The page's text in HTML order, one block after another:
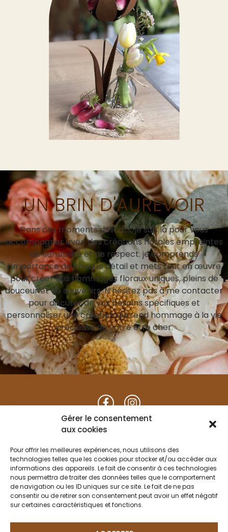
Gérer le consentement
aux cookies
Pour offrir les meilleures expériences, nous utilisons des
technologies telles que les cookies pour stocker et/ou accéder aux
informations des appareils. Le fait de consentir à ces technologies
nous permettra de traiter des données telles que le comportement
de navigation ou les ID uniques sur ce site. Le fait de ne pas
consentir ou de retirer son consentement peut avoir un effet négatif
sur certaines caractéristiques et fonctions.
UN BRIN D'AUREVOIR
Dans ces moments délicats, je suis là pour vous
accompagner avec des créations florales empreintes
de sensibilité et de respect. je comprends
l’importance de chaque détail et mets tout en œuvre
pour créer des hommages floraux uniques, pleins de
douceur et de souvenirs. N’hésitez pas à me contacter
pour discuter de vos besoins spécifiques et
personnaliser une création qui rend hommage à la vie
précieuse de votre être cher.
Place du Marché
79120 Lezay
Envoyez-nous un email
du mardi au samedi :
9h30 à 12h00 / 14h30 à 19h00
dimanche : de 9h30 à 12h00